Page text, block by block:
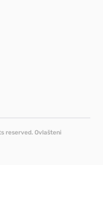
reserved. Ovlašteni